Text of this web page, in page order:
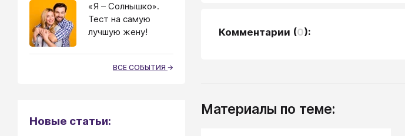
Комментарии (0):
Материалы по теме:
«Я – Солнышко».
Тест на самую
лучшую жену!
ВСЕ СОБЫТИЯ
Новые статьи: